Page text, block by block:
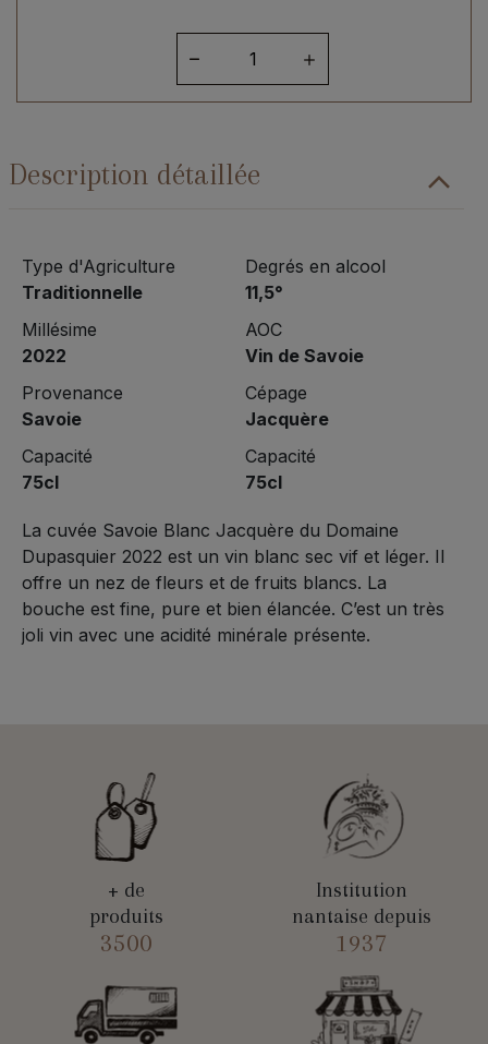
Savoie
Description détaillée
Type d'Agriculture
Traditionnelle
Millésime
2022
Provenance
Savoie
Capacité
75cl
Degrés en alcool
11,5°
AOC
Vin de Savoie
Cépage
Jacquère
Capacité
75cl
La cuvée Savoie Blanc Jacquère du Domaine
Dupasquier 2022 est un vin blanc sec vif et léger. Il
offre un nez de fleurs et de fruits blancs. La
bouche est fine, pure et bien élancée. C’est un très
joli vin avec une acidité minérale présente.
+ de
produits
3500
Institution
nantaise depuis
1937